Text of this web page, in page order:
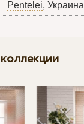
Pentelei, Украина